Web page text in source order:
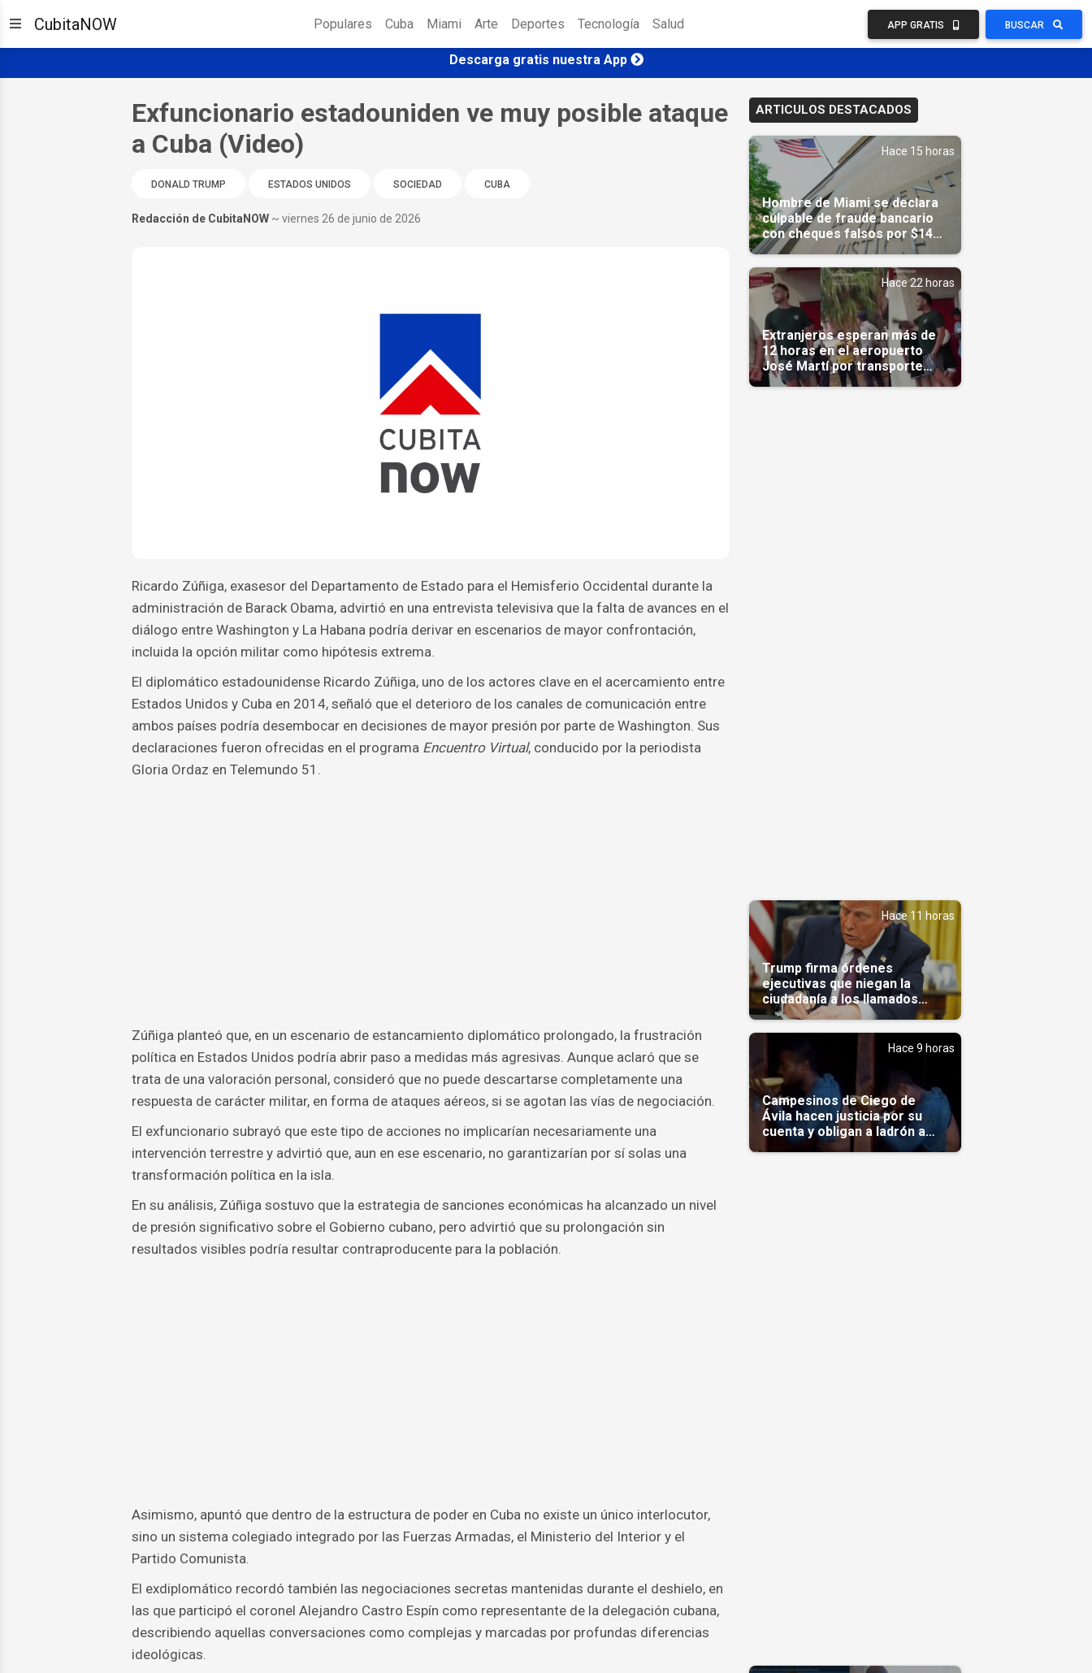
CubitaNOW Populares Cuba Miami Arte Deportes Tecnología Salud APP GRATIS BUSCAR
Descarga gratis nuestra App
Exfuncionario estadouniden ve muy posible ataque
a Cuba (Video)
DONALD TRUMP ESTADOS UNIDOS SOCIEDAD CUBA
Redacción de CubitaNOW ~ viernes 26 de junio de 2026
Ricardo Zúñiga, exasesor del Departamento de Estado para el Hemisferio Occidental durante la
administración de Barack Obama, advirtió en una entrevista televisiva que la falta de avances en el
diálogo entre Washington y La Habana podría derivar en escenarios de mayor confrontación,
incluida la opción militar como hipótesis extrema.
El diplomático estadounidense Ricardo Zúñiga, uno de los actores clave en el acercamiento entre
Estados Unidos y Cuba en 2014, señaló que el deterioro de los canales de comunicación entre
ambos países podría desembocar en decisiones de mayor presión por parte de Washington. Sus
declaraciones fueron ofrecidas en el programa Encuentro Virtual, conducido por la periodista
Gloria Ordaz en Telemundo 51.
Zúñiga planteó que, en un escenario de estancamiento diplomático prolongado, la frustración
política en Estados Unidos podría abrir paso a medidas más agresivas. Aunque aclaró que se
trata de una valoración personal, consideró que no puede descartarse completamente una
respuesta de carácter militar, en forma de ataques aéreos, si se agotan las vías de negociación.
El exfuncionario subrayó que este tipo de acciones no implicarían necesariamente una
intervención terrestre y advirtió que, aun en ese escenario, no garantizarían por sí solas una
transformación política en la isla.
En su análisis, Zúñiga sostuvo que la estrategia de sanciones económicas ha alcanzado un nivel
de presión significativo sobre el Gobierno cubano, pero advirtió que su prolongación sin
resultados visibles podría resultar contraproducente para la población.
Asimismo, apuntó que dentro de la estructura de poder en Cuba no existe un único interlocutor,
sino un sistema colegiado integrado por las Fuerzas Armadas, el Ministerio del Interior y el
Partido Comunista.
El exdiplomático recordó también las negociaciones secretas mantenidas durante el deshielo, en
las que participó el coronel Alejandro Castro Espín como representante de la delegación cubana,
describiendo aquellas conversaciones como complejas y marcadas por profundas diferencias
ideológicas.
ARTICULOS DESTACADOS
Hace 15 horas
Hombre de Miami se declara
culpable de fraude bancario
con cheques falsos por $14
millones
Hace 22 horas
Extranjeros esperan más de
12 horas en el aeropuerto
José Martí por transporte
reservado semanas
Hace 11 horas
Trump firma órdenes
ejecutivas que niegan la
ciudadanía a los llamados
'turistas de nacimiento'
Hace 9 horas
Campesinos de Ciego de
Ávila hacen justicia por su
cuenta y obligan a ladrón a
comerse el maíz robado